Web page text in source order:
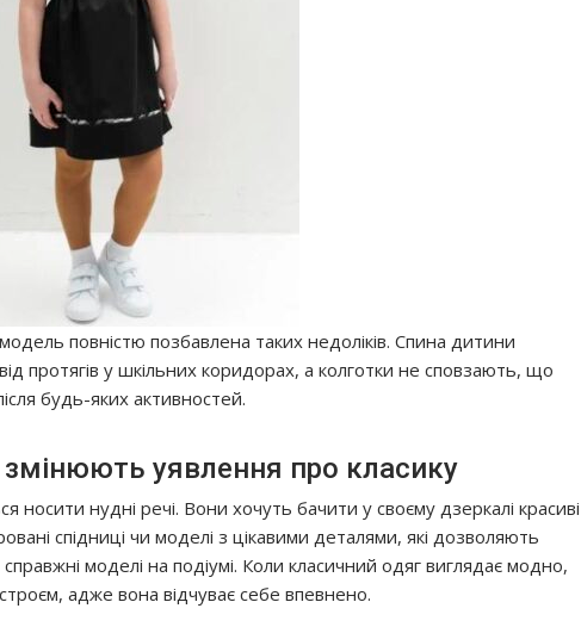
повністю позбавлена таких недоліків. Спина дитини
протягів у шкільних коридорах, а колготки не сповзають, що
будь-яких активностей.
уявлення про класику
носити нудні речі. Вони хочуть бачити у своєму дзеркалі красиві
спідниці чи моделі з цікавими деталями, які дозволяють
моделі на подіумі. Коли класичний одяг виглядає модно,
адже вона відчуває себе впевнено.